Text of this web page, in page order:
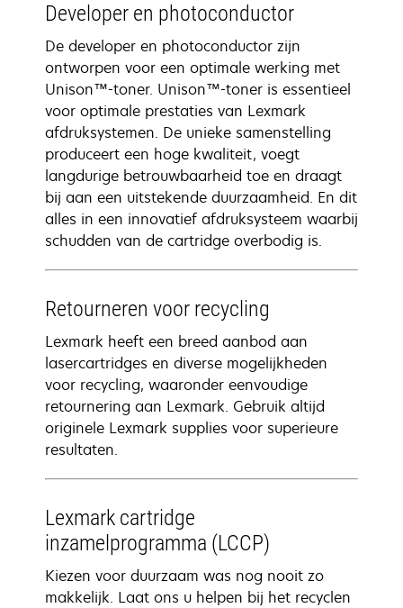
Developer en photoconductor
De developer en photoconductor zijn
ontworpen voor een optimale werking met
Unison™-toner. Unison™-toner is essentieel
voor optimale prestaties van Lexmark
afdruksystemen. De unieke samenstelling
produceert een hoge kwaliteit, voegt
langdurige betrouwbaarheid toe en draagt
bij aan een uitstekende duurzaamheid. En dit
alles in een innovatief afdruksysteem waarbij
schudden van de cartridge overbodig is.
Retourneren voor recycling
Lexmark heeft een breed aanbod aan
lasercartridges en diverse mogelijkheden
voor recycling, waaronder eenvoudige
retournering aan Lexmark. Gebruik altijd
originele Lexmark supplies voor superieure
resultaten.
Lexmark cartridge
inzamelprogramma (LCCP)
Kiezen voor duurzaam was nog nooit zo
makkelijk. Laat ons u helpen bij het recyclen